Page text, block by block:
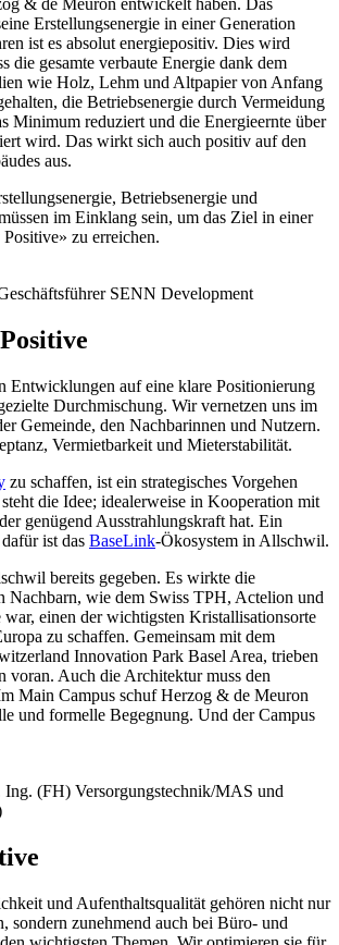
& de Meuron entwickelt haben. Das
Erstellungsenergie in einer Generation
ist es absolut energiepositiv. Dies wird
die gesamte verbaute Energie dank dem
wie Holz, Lehm und Altpapier von Anfang
die Betriebsenergie durch Vermeidung
Minimum reduziert und die Energieernte über
wird. Das wirkt sich auch positiv auf den
aus.
Betriebsenergie und
im Einklang sein, um das Ziel in einer
zu erreichen.
SENN Development
Entwicklungen auf eine klare Positionierung
Durchmischung. Wir vernetzen uns im
Gemeinde, den Nachbarinnen und Nutzern.
Vermietbarkeit und Mieterstabilität.
zu schaffen, ist ein strategisches Vorgehen
die Idee; idealerweise in Kooperation mit
genügend Ausstrahlungskraft hat. Ein
ist das BaseLink-Ökosystem in Allschwil.
bereits gegeben. Es wirkte die
Nachbarn, wie dem Swiss TPH, Actelion und
einen der wichtigsten Kristallisationsorte
zu schaffen. Gemeinsam mit dem
Innovation Park Basel Area, trieben
voran. Auch die Architektur muss den
Main Campus schuf Herzog & de Meuron
und formelle Begegnung. Und der Campus
(FH) Versorgungstechnik/MAS und
und Aufenthaltsqualität gehören nicht nur
sondern zunehmend auch bei Büro- und